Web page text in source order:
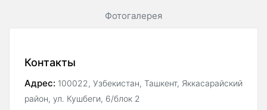
Фотогалерея
Контакты
Адрес: 100022, Узбекистан, Ташкент, Яккасарайский
район, ул. Кушбеги, 6/блок 2